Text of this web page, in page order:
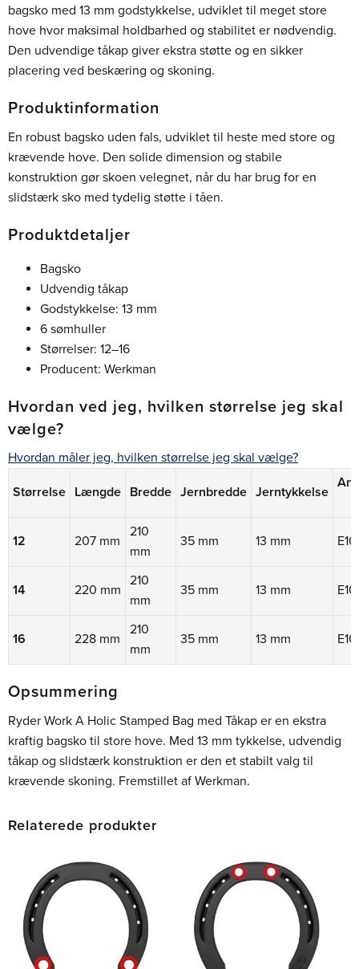
bagsko med 13 mm godstykkelse, udviklet til meget store
hove hvor maksimal holdbarhed og stabilitet er nødvendig.
Den udvendige tåkap giver ekstra støtte og en sikker
placering ved beskæring og skoning.
Produktinformation
En robust bagsko uden fals, udviklet til heste med store og
krævende hove. Den solide dimension og stabile
konstruktion gør skoen velegnet, når du har brug for en
slidstærk sko med tydelig støtte i tåen.
Produktdetaljer
Bagsko
Udvendig tåkap
Godstykkelse: 13 mm
6 sømhuller
Størrelser: 12–16
Producent: Werkman
Hvordan ved jeg, hvilken størrelse jeg skal
vælge?
Hvordan måler jeg, hvilken størrelse jeg skal vælge?
Størrelse Længde Bredde Jernbredde Jerntykkelse
12 207 mm
210
mm
35 mm 13 mm E10
14 220 mm
210
mm
35 mm 13 mm E10
16 228 mm
210
mm
35 mm 13 mm E10
Opsummering
Ryder Work A Holic Stamped Bag med Tåkap er en ekstra
kraftig bagsko til store hove. Med 13 mm tykkelse, udvendig
tåkap og slidstærk konstruktion er den et stabilt valg til
krævende skoning. Fremstillet af Werkman.
Relaterede produkter